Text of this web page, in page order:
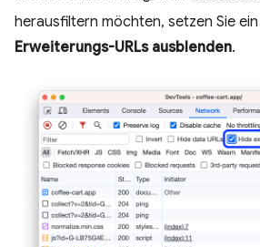
herausfiltern möchten, setzen Sie
Erweiterungs-URLs ausblenden.